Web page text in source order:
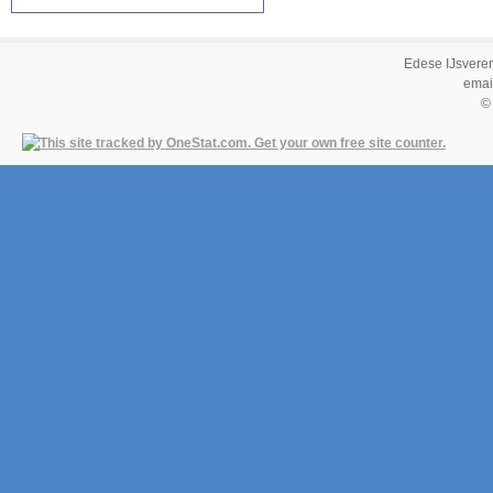
Edese
©